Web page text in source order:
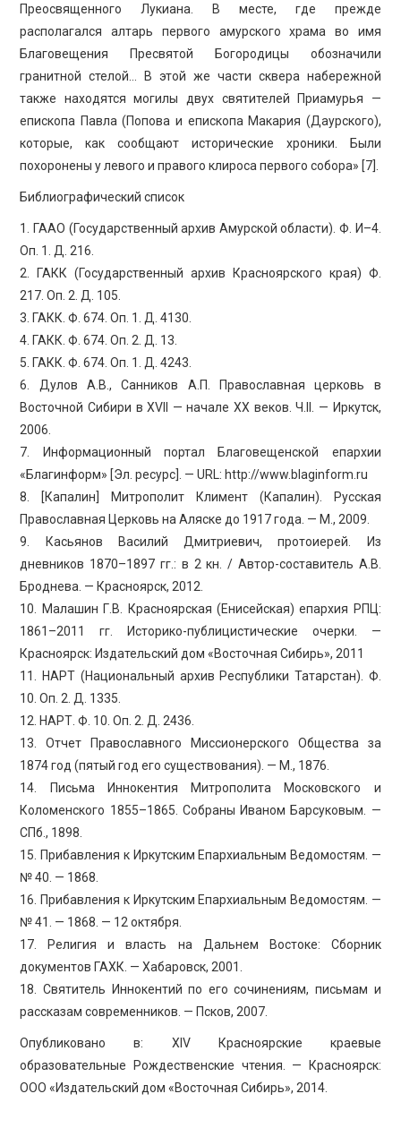
Преосвященного Лукиана. В месте, где прежде
располагался алтарь первого амурского храма во имя
Благовещения Пресвятой Богородицы обозначили
гранитной стелой… В этой же части сквера набережной
также находятся могилы двух святителей Приамурья —
епископа Павла (Попова и епископа Макария (Даурского),
которые, как сообщают исторические хроники. Были
похоронены у левого и правого клироса первого собора» [7].
Библиографический список
1. ГААО (Государственный архив Амурской области). Ф. И–4.
Оп. 1. Д. 216.
2. ГАКК (Государственный архив Красноярского края) Ф.
217. Оп. 2. Д. 105.
3. ГАКК. Ф. 674. Оп. 1. Д. 4130.
4. ГАКК. Ф. 674. Оп. 2. Д. 13.
5. ГАКК. Ф. 674. Оп. 1. Д. 4243.
6. Дулов А.В., Санников А.П. Православная церковь в
Восточной Сибири в XVII — начале ХХ веков. Ч.II. — Иркутск,
2006.
7. Информационный портал Благовещенской епархии
«Благинформ» [Эл. ресурс]. — URL: http://www.blaginform.ru
8. [Капалин] Митрополит Климент (Капалин). Русская
Православная Церковь на Аляске до 1917 года. — М., 2009.
9. Касьянов Василий Дмитриевич, протоиерей. Из
дневников 1870–1897 гг.: в 2 кн. / Автор-составитель А.В.
Броднева. — Красноярск, 2012.
10. Малашин Г.В. Красноярская (Енисейская) епархия РПЦ:
1861–2011 гг. Историко-публицистические очерки. —
Красноярск: Издательский дом «Восточная Сибирь», 2011
11. НАРТ (Национальный архив Республики Татарстан). Ф.
10. Оп. 2. Д. 1335.
12. НАРТ. Ф. 10. Оп. 2. Д. 2436.
13. Отчет Православного Миссионерского Общества за
1874 год (пятый год его существования). — М., 1876.
14. Письма Иннокентия Митрополита Московского и
Коломенского 1855–1865. Собраны Иваном Барсуковым. —
СПб., 1898.
15. Прибавления к Иркутским Епархиальным Ведомостям. —
№ 40. — 1868.
16. Прибавления к Иркутским Епархиальным Ведомостям. —
№ 41. — 1868. — 12 октября.
17. Религия и власть на Дальнем Востоке: Сборник
документов ГАХК. — Хабаровск, 2001.
18. Святитель Иннокентий по его сочинениям, письмам и
рассказам современников. — Псков, 2007.
Опубликовано в: XIV Красноярские краевые
образовательные Рождественские чтения. — Красноярск:
ООО «Издательский дом «Восточная Сибирь», 2014.